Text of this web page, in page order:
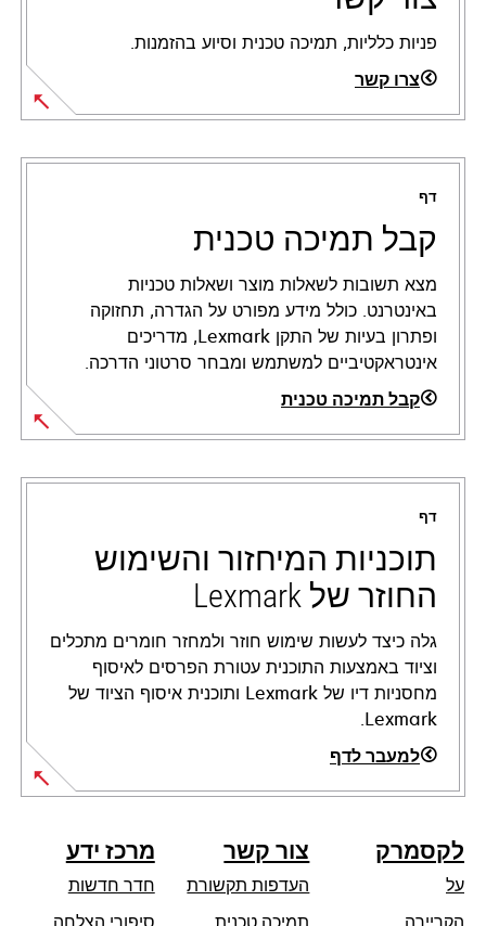
פניות כלליות, תמיכה טכנית וסיוע בהזמנות.
צרו קשר
דף
קבל תמיכה טכנית
מצא תשובות לשאלות מוצר ושאלות טכניות
באינטרנט. כולל מידע מפורט על הגדרה, תחזוקה
ופתרון בעיות של התקן Lexmark, מדריכים
אינטראקטיביים למשתמש ומבחר סרטוני הדרכה.
קבל תמיכה טכנית
opens
in
new
tab
דף
תוכניות המיחזור והשימוש
החוזר של Lexmark
גלה כיצד לעשות שימוש חוזר ולמחזר חומרים מתכלים
וציוד באמצעות התוכנית עטורת הפרסים לאיסוף
מחסניות דיו של Lexmark ותוכנית איסוף הציוד של
Lexmark.
למעבר לדף
לקסמרק
על
צור קשר
העדפות תקשורת
opens
מרכז ידע
חדר חדשות